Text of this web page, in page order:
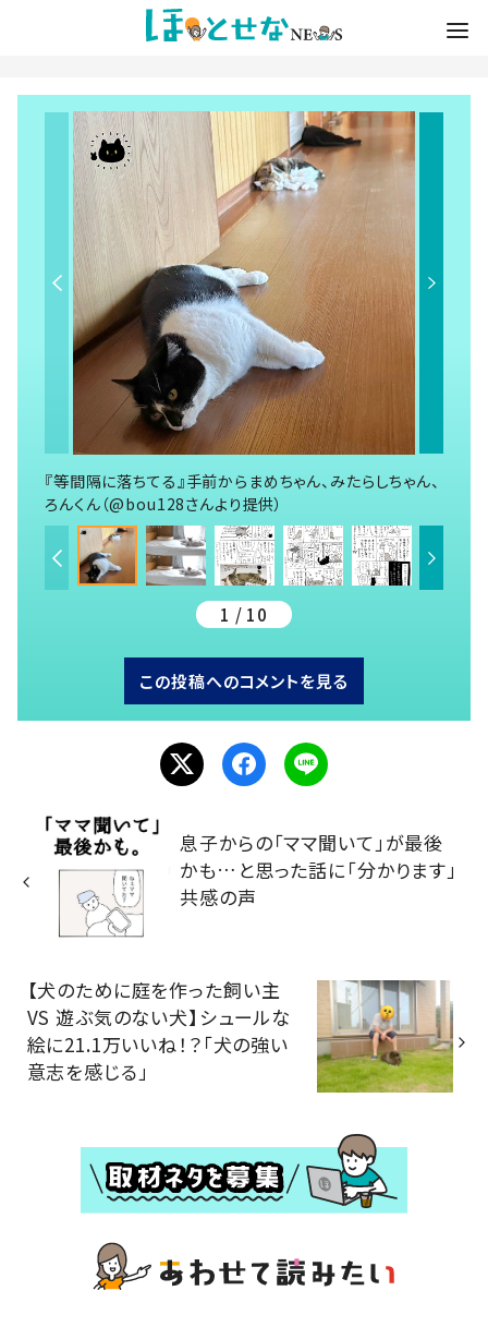
『等間隔に落ちてる』手前からまめちゃん、みたらしちゃん、
ろんくん（@bou128さんより提供）
1 / 10
この投稿へのコメントを見る
息子からの「ママ聞いて」が最後
かも…と思った話に「分かります」
共感の声
【犬のために庭を作った飼い主
VS 遊ぶ気のない犬】シュールな
絵に21.1万いいね！？「犬の強い
意志を感じる」